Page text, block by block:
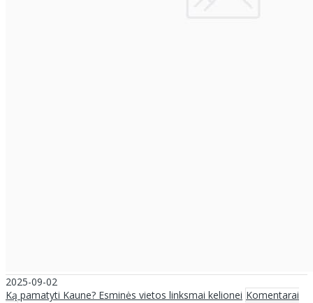
2025-09-02
Ką pamatyti Kaune? Esminės vietos linksmai kelionei Komentarai